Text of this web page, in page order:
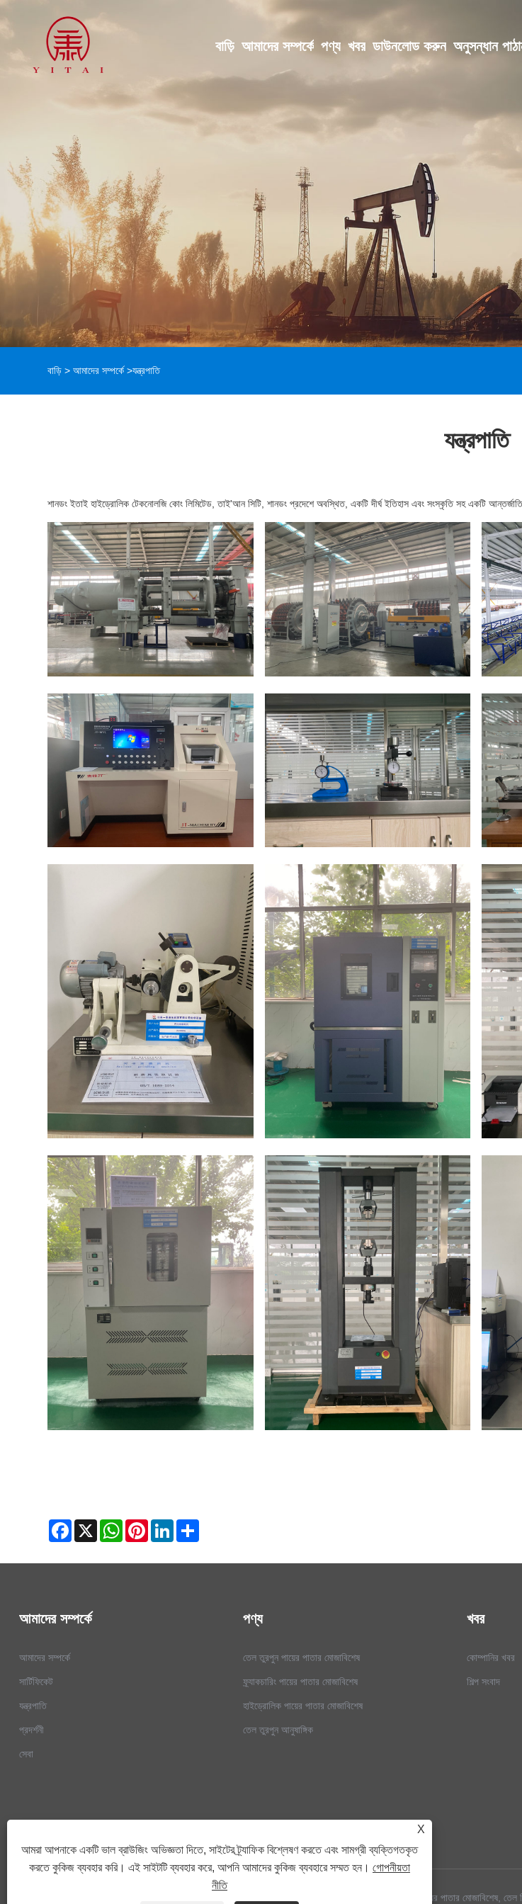
বাড়ি আমাদের সম্পর্কে পণ্য খবর ডাউনলোড করুন অনুসন্ধান
বাড়ি > আমাদের সম্পর্কে >যন্ত্রপাতি
যন্ত্রপাতি
শানডং ইতাই হাইড্রোলিক টেকনোলজি কোং লিমিটেড, তাই'আন সিটি, শানডং প্রদেশে অবস্থিত, একটি দীর্ঘ ইতিহাস এবং সংস্কৃতি সহ একটি
Facebook
X WhatsAppPinterestLinkedIn
আমাদের সম্পর্কে
আমাদের সম্পর্কে
সার্টিফিকেট
যন্ত্রপাতি
প্রদর্শনী
সেবা
পণ্য
তেল তুরপুন পায়ের পাতার মোজাবিশেষ
ফ্র্যাকচারিং পায়ের পাতার মোজাবিশেষ
হাইড্রোলিক পায়ের পাতার মোজাবিশেষ
তেল তুরপুন আনুষাঙ্গিক
খবর
কোম্পানির খবর
শিল্প সংবাদ
কপিরাইট © 2023 শানডং ইয়িতাই হাইড্রোলিক টেকনোলজি কোং, লিমিটেড - তেল ড্রিলিং পায়ের পাতার মোজাবিশেষ, জলবাহী পায়ের পাতার মোজাবিশেষ,
X
আমরা আপনাকে একটি ভাল ব্রাউজিং অভিজ্ঞতা দিতে, সাইটের ট্র্যাফিক বিশ্লেষণ করতে এবং সামগ্রী ব্যক্তিগতকৃত
করতে কুকিজ ব্যবহার করি। এই সাইটটি ব্যবহার করে, আপনি আমাদের কুকিজ ব্যবহারে সম্মত হন। গোপনীয়তা
নীতি